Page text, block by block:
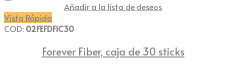
Añadir a la lista de deseos
Vista Rápida
COD: 02FEFDFIC30
Forever Fiber, caja de 30 sticks